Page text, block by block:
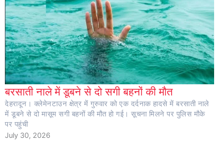
बरसाती नाले में डूबने से दो सगी बहनों की मौत
देहरादून। क्लेमेनटाउन क्षेत्र में गुरुवार को एक दर्दनाक हादसे में बरसाती नाले
में डूबने से दो मासूम सगी बहनों की मौत हो गई। सूचना मिलने पर पुलिस मौके
पर पहुंची
July 30, 2026